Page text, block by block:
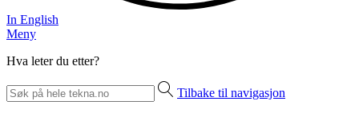
In English
Meny
Hva leter du etter?
Tilbake til navigasjon